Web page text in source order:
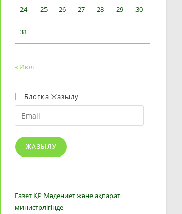
24 25 26 27 28 29 30
31
« Июл
Блогқа Жазылу
Email
ЖАЗЫЛУ
Газет ҚР Мәдениет және ақпарат
министрлігінде